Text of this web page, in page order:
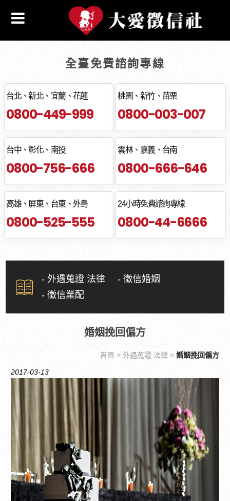
全臺免費諮詢專線
台北、新北、宜蘭、花蓮
0800-449-999
桃園、新竹、苗栗
0800-003-007
台中、彰化、南投
0800-756-666
雲林、嘉義、台南
0800-666-646
高雄、屏東、台東、外島
0800-525-555
24小時免費諮詢專線
0800-44-6666
- 外遇蒐證 法律
- 徵信婚姻
- 徵信業配
婚姻挽回偏方
首頁 > 外遇蒐證 法律> 婚姻挽回偏方
2017-03-13